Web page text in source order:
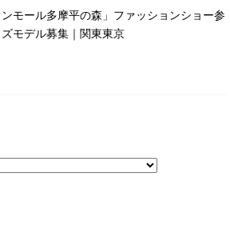
ンモール多摩平の森」ファッションショー参
モデル募集｜関東東京